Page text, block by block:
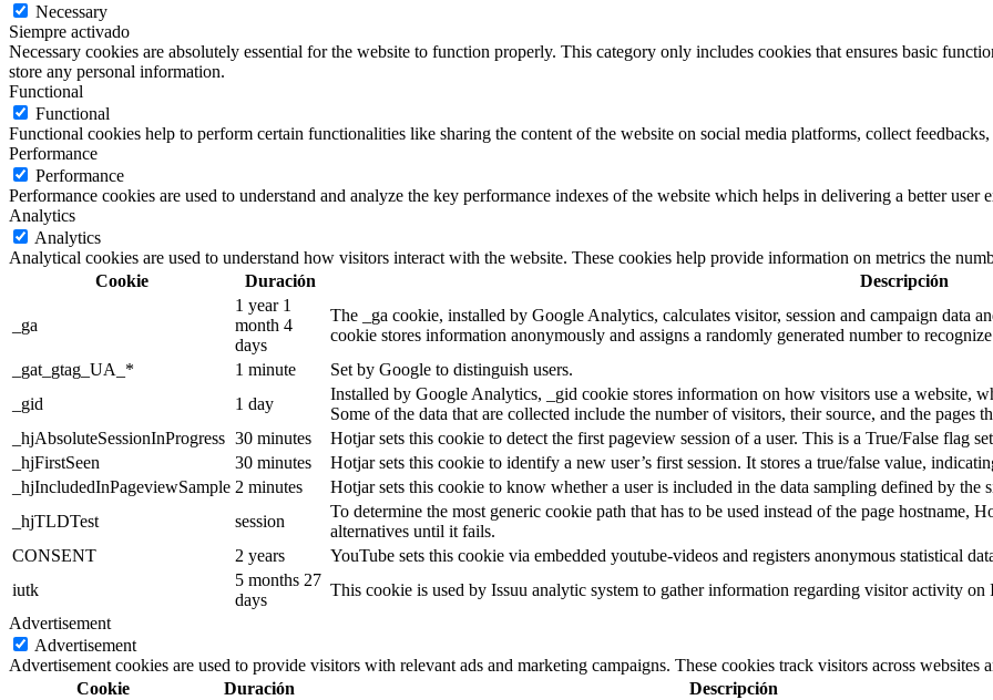
Necessary
Siempre activado
Necessary cookies are absolutely essential for the website to function properly. This category only includes cookies that ensures basic
store any personal information.
Functional
Functional
Functional cookies help to perform certain functionalities like sharing the content of the website on social media platforms, collect
Performance
Performance
Performance cookies are used to understand and analyze the key performance indexes of the website which helps in delivering a better user
Analytics
Analytics
Analytical cookies are used to understand how visitors interact with the website. These cookies help provide information on metrics the
Cookie
Duración Descripción
_ga
1 year 1
month 4
days
The _ga cookie, installed by Google Analytics, calculates visitor, session and campaign data
cookie stores information anonymously and assigns a randomly generated number to
_gat_gtag_UA_*
1 minute
Set by Google to distinguish users.
_gid
1 day
Installed by Google Analytics, _gid cookie stores information on how visitors use a website,
Some of the data that are collected include the number of visitors, their source, and the pages
_hjAbsoluteSessionInProgress 30 minutes
Hotjar sets this cookie to detect the first pageview session of a user. This is a True/False flag
_hjFirstSeen
30 minutes
Hotjar sets this cookie to identify a new user’s first session. It stores a true/false value,
_hjIncludedInPageviewSample 2 minutes
Hotjar sets this cookie to know whether a user is included in the data sampling defined by the
_hjTLDTest
session
To determine the most generic cookie path that has to be used instead of the page
alternatives until it fails.
CONSENT
2 years
YouTube sets this cookie via embedded youtube-videos and registers anonymous statistical
iutk
5 months 27
days
This cookie is used by Issuu analytic system to gather information regarding visitor activity on
Advertisement
Advertisement
Advertisement cookies are used to provide visitors with relevant ads and marketing campaigns. These cookies track visitors across
Cookie
Duración Descripción